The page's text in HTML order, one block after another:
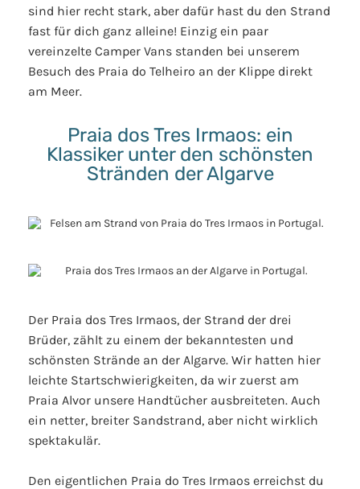
sind hier recht stark, aber dafür hast du den Strand
fast für dich ganz alleine! Einzig ein paar
vereinzelte Camper Vans standen bei unserem
Besuch des Praia do Telheiro an der Klippe direkt
am Meer.
Praia dos Tres Irmaos: ein
Klassiker unter den schönsten
Stränden der Algarve
Der Praia dos Tres Irmaos, der Strand der drei
Brüder, zählt zu einem der bekanntesten und
schönsten Strände an der Algarve. Wir hatten hier
leichte Startschwierigkeiten, da wir zuerst am
Praia Alvor unsere Handtücher ausbreiteten. Auch
ein netter, breiter Sandstrand, aber nicht wirklich
spektakulär.
Den eigentlichen Praia do Tres Irmaos erreichst du